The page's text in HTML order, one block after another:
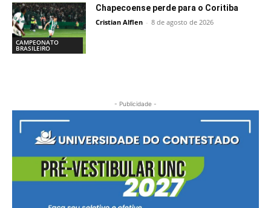
CAMPEONATO
BRASILEIRO
Chapecoense perde para o Coritiba
Cristian Alflen - 8 de agosto de 2026
- Publicidade -